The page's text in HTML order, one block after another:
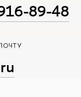
89-48